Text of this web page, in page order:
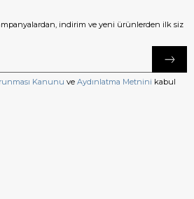
indirim ve yeni ürünlerden ilk siz
Kanunu ve Aydınlatma Metnini kabul